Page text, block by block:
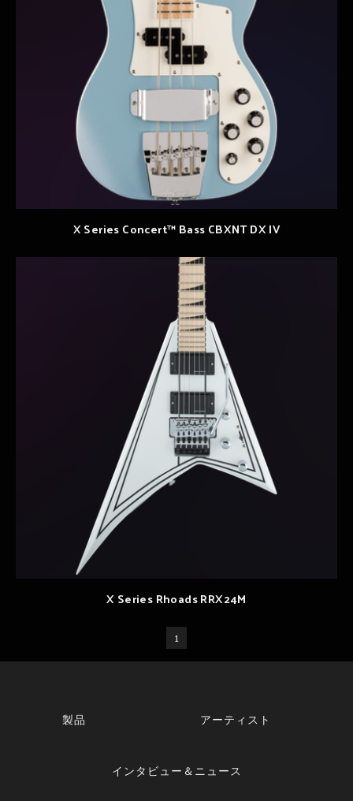
X Series Concert™ Bass CBXNT DX IV
X Series Rhoads RRX24M
1
製品 アーティスト
インタビュー＆ニュース